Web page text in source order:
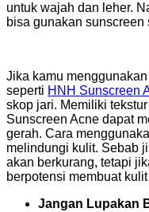
untuk wajah dan leher.
bisa gunakan
Jika kamu
seperti HNH Sunscreen
skop jari. Memiliki
Sunscreen Acne dapat
gerah. Cara
melindungi kulit. Sebab
akan berkurang, tetapi
berpotensi membuat
Jangan Lupakan